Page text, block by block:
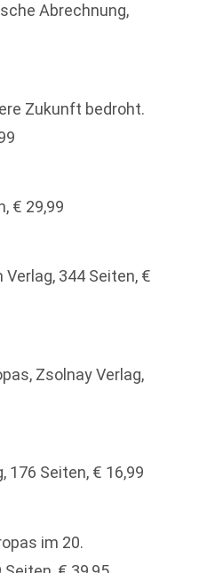
Abrechnung,
Zukunft bedroht.
€ 29,99
344 Seiten, €
Zsolnay Verlag,
176 Seiten, € 16,99
im 20.